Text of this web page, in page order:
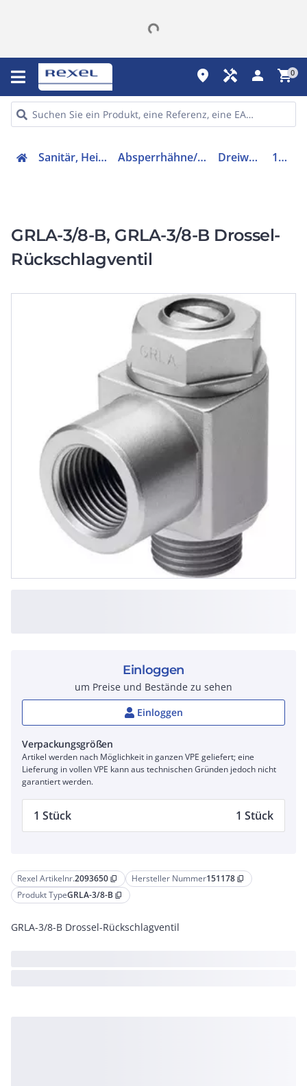
place handyman person shopping_cart0
Sanitär, Heizung, Klima Absperrhähne/Ventile/Regler Dreiwegeventil 151178
GRLA-3/8-B, GRLA-3/8-B Drossel-
Rückschlagventil
Rexel Artikelnr.2093650 content_copy Hersteller Nummer151178 content_copy
Produkt TypeGRLA-3/8-B content_copy
GRLA-3/8-B Drossel-Rückschlagventil
Einloggen
um Preise und Bestände zu sehen
Einloggen
Verpackungsgrößen
Artikel werden nach Möglichkeit in ganzen VPE geliefert; eine
Lieferung in vollen VPE kann aus technischen Gründen jedoch nicht
garantiert werden.
1 Stück 1 Stück